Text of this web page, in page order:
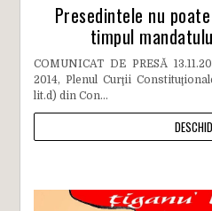
Presedintele nu
timpul
COMUNICAT DE PRESĂ
2014, Plenul Curţii
lit.d) din Con...